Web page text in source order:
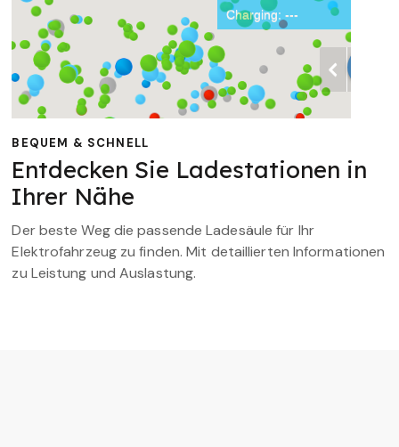
BEQUEM & SCHNELL
Entdecken Sie Ladestationen in
Ihrer Nähe
Der beste Weg die passende Ladesäule für Ihr
Elektrofahrzeug zu finden. Mit detaillierten Informationen
zu Leistung und Auslastung.